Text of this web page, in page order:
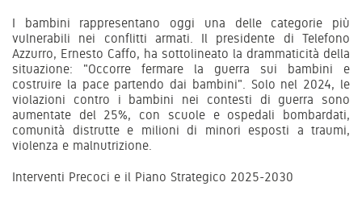
I bambini rappresentano oggi una delle categorie più
vulnerabili nei conflitti armati. Il presidente di Telefono
Azzurro, Ernesto Caffo, ha sottolineato la drammaticità della
situazione: "Occorre fermare la guerra sui bambini e
costruire la pace partendo dai bambini". Solo nel 2024, le
violazioni contro i bambini nei contesti di guerra sono
aumentate del 25%, con scuole e ospedali bombardati,
comunità distrutte e milioni di minori esposti a traumi,
violenza e malnutrizione.
Interventi Precoci e il Piano Strategico 2025-2030